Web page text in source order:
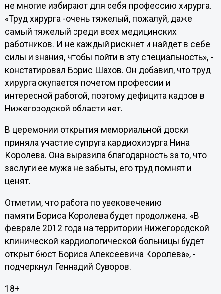
не многие избирают для себя профессию хирурга.
«Труд хирурга -очень тяжелый, пожалуй, даже
самый тяжелый среди всех медицинских
работников. И не каждый рискнет и найдет в себе
силы и знания, чтобы пойти в эту специальность», -
констатировал Борис Шахов. Он добавил, что труд
хирурга окупается почетом профессии и
интересной работой, поэтому дефицита кадров в
Нижегородской области нет.
В церемонии открытия мемориальной доски
приняла участие супруга кардиохирурга Нина
Королева. Она выразила благодарность за то, что
заслуги ее мужа не забыты, его труд помнят и
ценят.
Отметим, что работа по увековечению
памяти Бориса Королева будет продолжена. «В
феврале 2012 года на территории Нижегородской
клинической кардиологической больницы будет
открыт бюст Бориса Алексеевича Королева», -
подчеркнул Геннадий Суворов.
18+